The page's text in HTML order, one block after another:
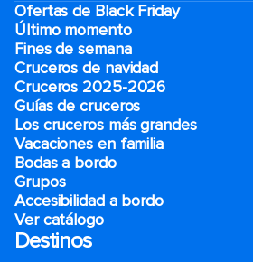
Ofertas de Black Friday
Último momento
Fines de semana
Cruceros de navidad
Cruceros 2025-2026
Guías de cruceros
Los cruceros más grandes
Vacaciones en familia
Bodas a bordo
Grupos
Accesibilidad a bordo
Ver catálogo
Destinos